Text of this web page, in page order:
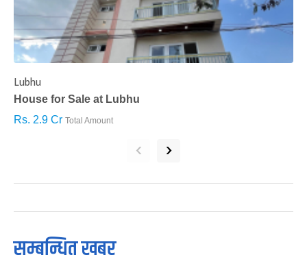
Lubhu
House for Sale at Lubhu
Rs. 2.9 Cr Total Amount
‹ ›
सम्बन्धित खबर